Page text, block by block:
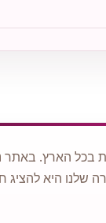
בכל הארץ. באתר
שלנו היא להציג